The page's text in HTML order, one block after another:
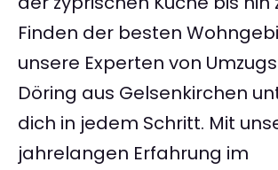
Finden der besten
unsere Experten von
Döring aus Gelsenkirchen
dich in jedem Schritt. Mit
jahrelangen Erfahrung im